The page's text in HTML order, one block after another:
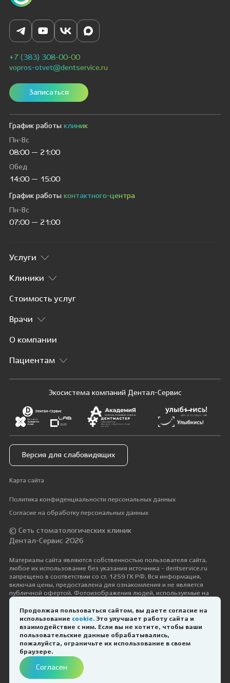
Продолжая пользоваться сайтом, вы даете согласие на
использование cookie. Это улучшает работу сайта и
взаимодействие с ним. Если вы не хотите, чтобы ваши
пользовательские данные обрабатывались,
пожалуйста, ограничьте их использование в своем
браузере.
Согласен
+7 (383) 308-00-00
vopros-otvet@dentservice.ru
Записаться
График работы клиник
Пн-Вс
08:00 — 21:00
Обед
14:00 — 15:00
График работы контактного-центра
Пн-Вс
07:00 — 21:00
Услуги
Клиники
Стоимость услуг
Врачи
О компании
Пациентам
Экосистема компаний Дентал-Сервис
Версия для слабовидящих
Карта сайта
Политика конфиденциальности персональных данных
Согласие на обработку персональных данных
© Сеть стоматологических клиник
Дентал-Сервис 2026
Материалы сайта являются собственностью пользователя сайта,
любое их использование без указания источника - dentservice.ru
запрещено в соответствии со ст. 1259 ГК РФ. Вся информация,
включая цены, предоставлена для ознакомления и не является
публичной офертой. Фотоизображения людей, используемые на
сайте, размещены исключительно с их согласия в рамках трудовых и
гражданско-правовых отношений с ними.
Дизайн и разработка — Космос-Веб
ИМЕЮТСЯ ПРОТИВОПОКАЗАНИЯ.
НЕОБХОДИМА КОНСУЛЬТАЦИЯ
СПЕЦИАЛИСТА